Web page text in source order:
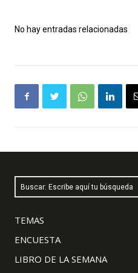
No hay entradas relacionadas
Buscar: Escribe aquí tu búsqueda
TEMAS
ENCUESTA
LIBRO DE LA SEMANA